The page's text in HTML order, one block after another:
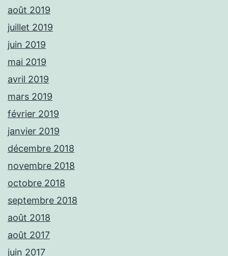
août 2019
juillet 2019
juin 2019
mai 2019
avril 2019
mars 2019
février 2019
janvier 2019
décembre 2018
novembre 2018
octobre 2018
septembre 2018
août 2018
août 2017
juin 2017